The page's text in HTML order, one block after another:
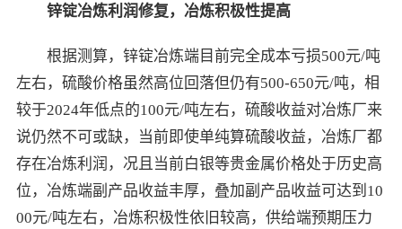
锌锭冶炼利润修复，冶炼积极性提高
根据测算，锌锭冶炼端目前完全成本亏损500元/吨
左右，硫酸价格虽然高位回落但仍有500-650元/吨，相
较于2024年低点的100元/吨左右，硫酸收益对冶炼厂来
说仍然不可或缺，当前即使单纯算硫酸收益，冶炼厂都
存在冶炼利润，况且当前白银等贵金属价格处于历史高
位，冶炼端副产品收益丰厚，叠加副产品收益可达到10
00元/吨左右，冶炼积极性依旧较高，供给端预期压力